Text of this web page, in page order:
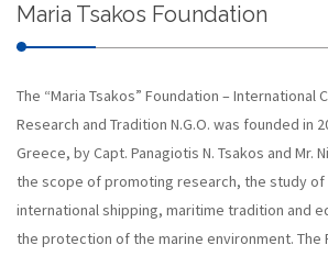
Maria Tsakos Foundation
The “Maria Tsakos” Foundation – International
Research and Tradition N.G.O. was founded in
Greece, by Capt. Panagiotis N. Tsakos and Mr.
the scope of promoting research, the study of
international shipping, maritime tradition and
the protection of the marine environment. The